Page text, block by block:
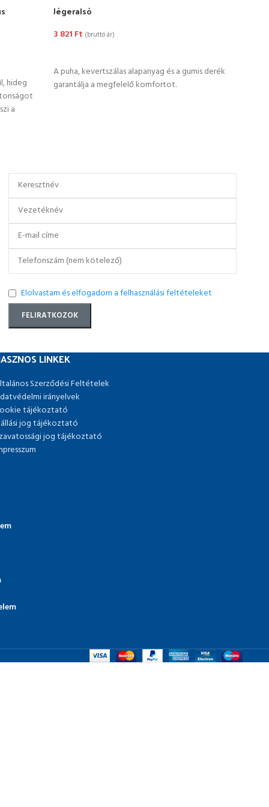
hideg
a
Jégeralsó
3 821 Ft (bruttó ár)
A puha, kevertszálas alapanyag és a gumis derék
garantálja a megfelelő komfortot.
Elolvastam és elfogadom a felhasználási feltételeket
LINKEK
Szerződési Feltételek
irányelvek
tájékoztató
jog tájékoztató
jog tájékoztató